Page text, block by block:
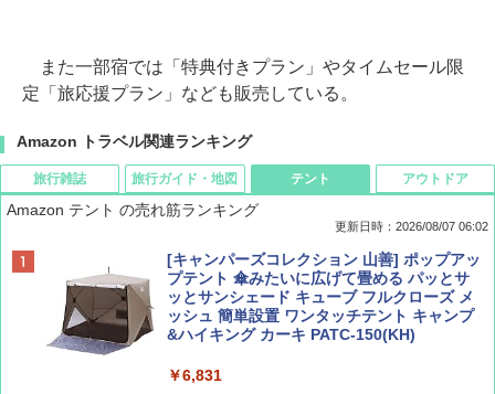
また一部宿では「特典付きプラン」やタイムセール限
定「旅応援プラン」なども販売している。
Amazon トラベル関連ランキング
旅行雑誌
ディズニーファン ２０２６年 ９月号 [雑
誌] (ＤＩＳＮＥＹ ＦＡＮ)
￥713
旅行ガイド・地図
D40 地球の歩き方 チェンマイ タイ北部の魅
力的な町 2026～2027 地球の歩き方D アジア
￥2,079
テント
Amazon テント の売れ筋ランキング
更新日時：2026/08/07 06:02
[キャンパーズコレクション 山善] ポップアッ
プテント 傘みたいに広げて畳める パッとサ
ッとサンシェード キューブ フルクローズ メ
ッシュ 簡単設置 ワンタッチテント キャンプ
&ハイキング カーキ PATC-150(KH)
￥6,831
アウトドア